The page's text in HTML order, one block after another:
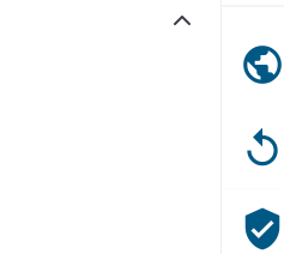
public
replay
verified_user